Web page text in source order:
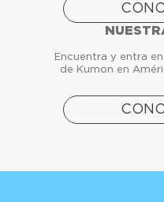
Encuentra y entra
de Kumon en